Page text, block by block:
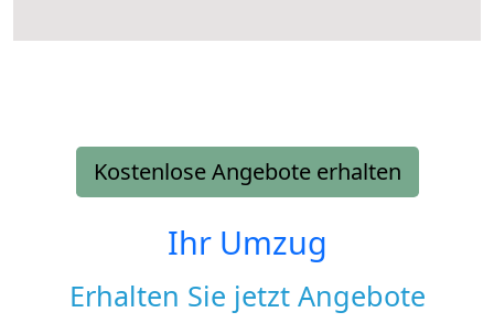
Kostenlose Angebote erhalten
Ihr Umzug
Erhalten Sie jetzt Angebote